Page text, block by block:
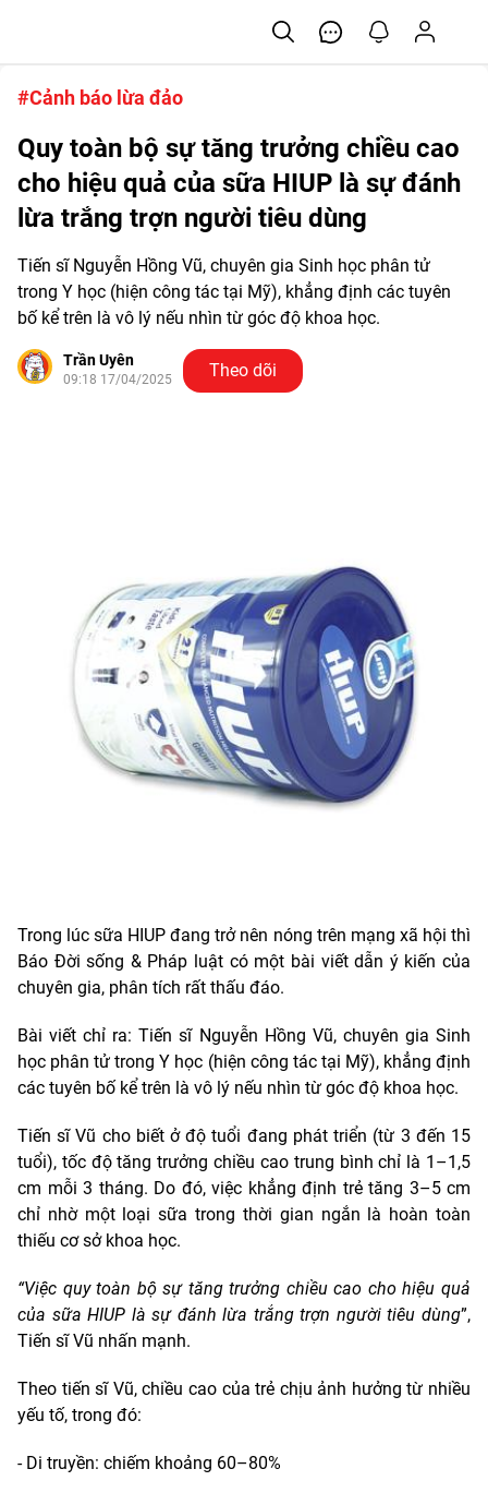
#Cảnh báo lừa đảo
Quy toàn bộ sự tăng trưởng chiều cao
cho hiệu quả của sữa HIUP là sự đánh
lừa trắng trợn người tiêu dùng
Tiến sĩ Nguyễn Hồng Vũ, chuyên gia Sinh học phân tử
trong Y học (hiện công tác tại Mỹ), khẳng định các tuyên
bố kể trên là vô lý nếu nhìn từ góc độ khoa học.
Trần Uyên
09:18 17/04/2025 Theo dõi
Trong lúc sữa HIUP đang trở nên nóng trên mạng xã hội thì
Báo Đời sống & Pháp luật có một bài viết dẫn ý kiến của
chuyên gia, phân tích rất thấu đáo.
Bài viết chỉ ra: Tiến sĩ Nguyễn Hồng Vũ, chuyên gia Sinh
học phân tử trong Y học (hiện công tác tại Mỹ), khẳng định
các tuyên bố kể trên là vô lý nếu nhìn từ góc độ khoa học.
Tiến sĩ Vũ cho biết ở độ tuổi đang phát triển (từ 3 đến 15
tuổi), tốc độ tăng trưởng chiều cao trung bình chỉ là 1–1,5
cm mỗi 3 tháng. Do đó, việc khẳng định trẻ tăng 3–5 cm
chỉ nhờ một loại sữa trong thời gian ngắn là hoàn toàn
thiếu cơ sở khoa học.
“Việc quy toàn bộ sự tăng trưởng chiều cao cho hiệu quả
của sữa HIUP là sự đánh lừa trắng trợn người tiêu dùng”,
Tiến sĩ Vũ nhấn mạnh.
Theo tiến sĩ Vũ, chiều cao của trẻ chịu ảnh hưởng từ nhiều
yếu tố, trong đó:
- Di truyền: chiếm khoảng 60–80%